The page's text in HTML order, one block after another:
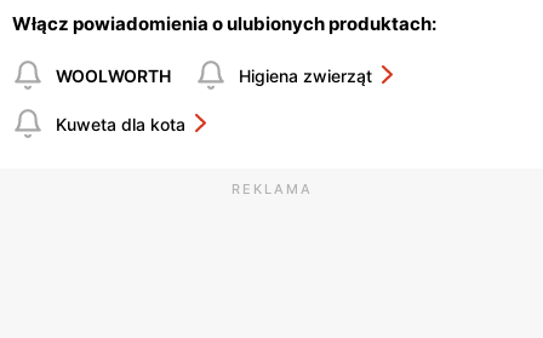
Włącz powiadomienia o ulubionych produktach:
WOOLWORTH Higiena zwierząt
Kuweta dla kota
REKLAMA